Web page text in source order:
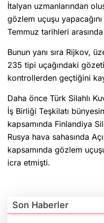
İtalyan uzmanlarından
gözlem uçuşu
Temmuz tarihleri
Bunun yanı sıra Rijkov,
235 tipi uçağındaki
kontrollerden geçtiğini
Daha önce Türk Silahlı
İş Birliği Teşkilatı
kapsamında Finlandiya
Rusya hava sahasında
kapsamında gözlem
icra etmişti.
Son Haberler